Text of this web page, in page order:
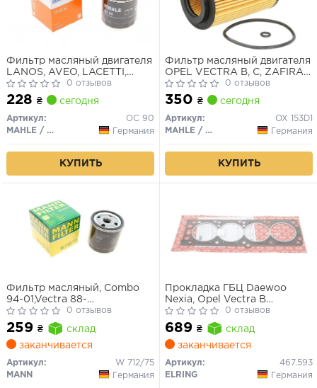
Фильтр масляный двигателя
LANOS, AVEO, LACETTI,
NUBIRA, NEXIA (пр-во
KNECHT-MAHLE)
0 отзывов
228 ₴ сегодня
Артикул:
OC 90
MAHLE / KNECHT
Германия
КУПИТЬ
Фильтр масляный двигателя
OPEL VECTRA B, C, ZAFIRA
A 2.0-2.2 DTI 96-05 (пр-во
KNECHT-MAHLE)
0 отзывов
350 ₴ сегодня
Артикул:
OX 153D1
MAHLE / KNECHT
Германия
КУПИТЬ
Фильтр масляный, Combo
94-01,Vectra 88-
95/Aveo,Tacuma 05-, Captiva
06-,Espero 91-99
0 отзывов
259 ₴
склад
заканчивается
Артикул:
W 712/75
MANN
Германия
Прокладка ГБЦ Daewoo
Nexia, Opel Vectra B
X20XEV/X22XE0 отзывов
689 ₴
склад
заканчивается
Артикул:
467.593
ELRING
Германия